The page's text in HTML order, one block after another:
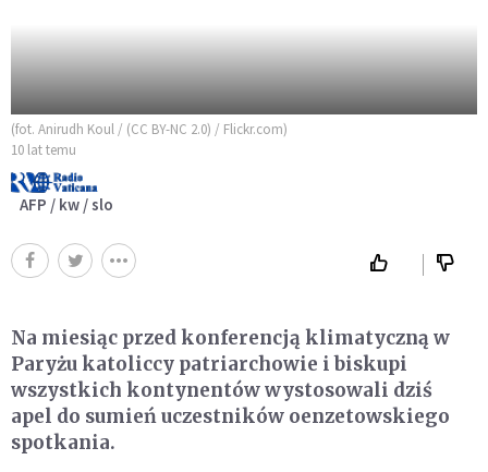
(fot. Anirudh Koul / (CC BY-NC 2.0) / Flickr.com)
10 lat temu
AFP / kw / slo
Na miesiąc przed konferencją klimatyczną w
Paryżu katoliccy patriarchowie i biskupi
wszystkich kontynentów wystosowali dziś
apel do sumień uczestników oenzetowskiego
spotkania.